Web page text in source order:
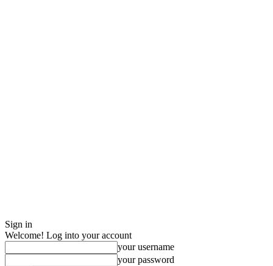
Sign in
Welcome! Log into your account
your username
your password